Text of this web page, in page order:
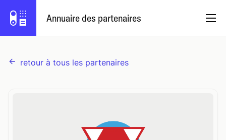
Annuaire des partenaires
Essayez Capsule
retour à tous les partenaires